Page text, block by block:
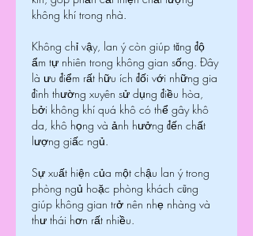
không khí trong nhà.
Không chỉ vậy, lan ý còn giúp tăng độ
ẩm tự nhiên trong không gian sống. Đây
là ưu điểm rất hữu ích đối với những gia
đình thường xuyên sử dụng điều hòa,
bởi không khí quá khô có thể gây khô
da, khô họng và ảnh hưởng đến chất
lượng giấc ngủ.
Sự xuất hiện của một chậu lan ý trong
phòng ngủ hoặc phòng khách cũng
giúp không gian trở nên nhẹ nhàng và
thư thái hơn rất nhiều.